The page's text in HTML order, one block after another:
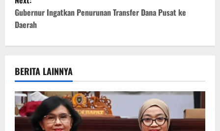
t
n
v
i
g
Gubernur Ingatkan Penurunan Transfer Dana Pusat ke
Daerah
BERITA LAINNYA